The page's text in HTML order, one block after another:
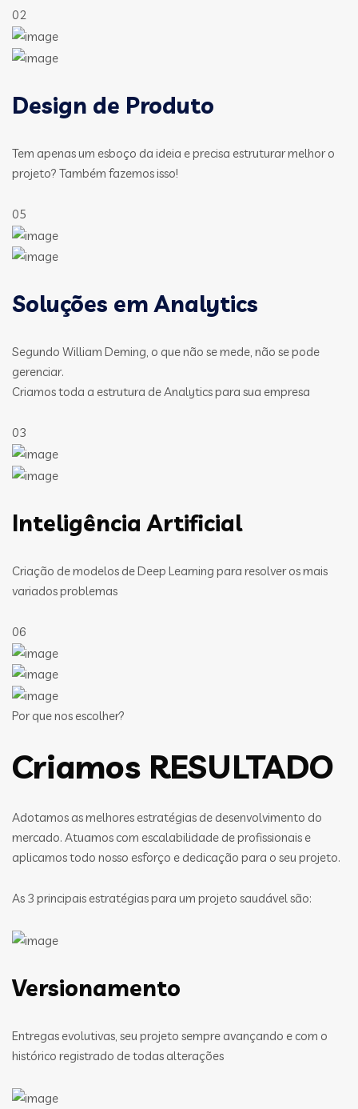
02
Design de Produto
Tem apenas um esboço da ideia e precisa estruturar melhor o
projeto? Também fazemos isso!
05
Soluções em Analytics
Segundo William Deming, o que não se mede, não se pode
gerenciar.
Criamos toda a estrutura de Analytics para sua empresa
03
Inteligência Artificial
Criação de modelos de Deep Learning para resolver os mais
variados problemas
06
Por que nos escolher?
Criamos RESULTADO
Adotamos as melhores estratégias de desenvolvimento do
mercado. Atuamos com escalabilidade de profissionais e
aplicamos todo nosso esforço e dedicação para o seu projeto.
As 3 principais estratégias para um projeto saudável são:
Versionamento
Entregas evolutivas, seu projeto sempre avançando e com o
histórico registrado de todas alterações